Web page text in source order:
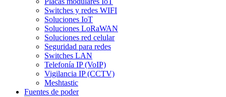
Switches y redes WIFI
Soluciones IoT
Soluciones LoRaWAN
Soluciones red celular
Seguridad para redes
Switches LAN
Telefonía IP (VoIP)
Vigilancia IP (CCTV)
Meshtastic
Fuentes de poder